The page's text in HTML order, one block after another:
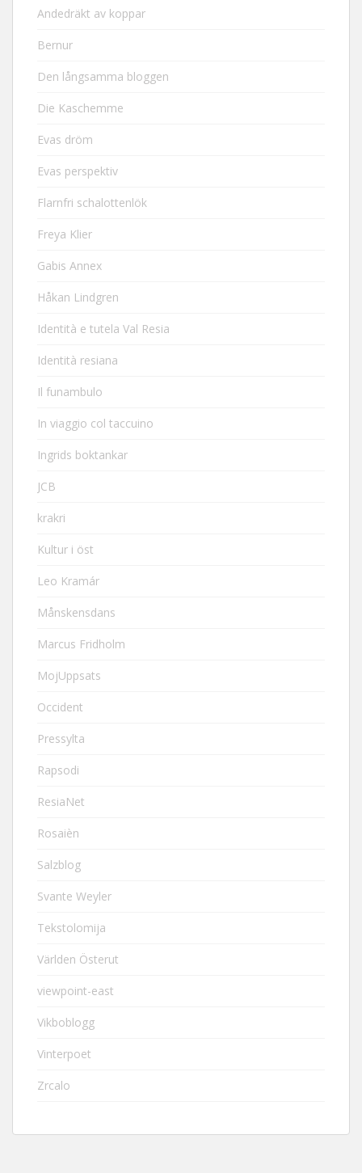
Andedräkt av koppar
Bernur
Den långsamma bloggen
Die Kaschemme
Evas dröm
Evas perspektiv
Flarnfri schalottenlök
Freya Klier
Gabis Annex
Håkan Lindgren
Identità e tutela Val Resia
Identità resiana
Il funambulo
In viaggio col taccuino
Ingrids boktankar
JCB
krakri
Kultur i öst
Leo Kramár
Månskensdans
Marcus Fridholm
MojUppsats
Occident
Pressylta
Rapsodi
ResiaNet
Rosaièn
Salzblog
Svante Weyler
Tekstolomija
Världen Österut
viewpoint-east
Vikboblogg
Vinterpoet
Zrcalo